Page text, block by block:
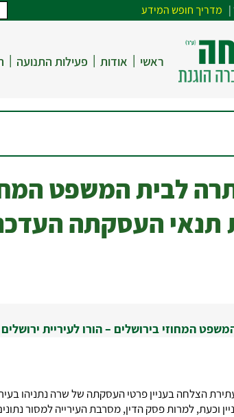
| מדריך חופש המידע
ראשי | אודות | פעילות התנועה |
לבית המשפט
תנאי העסקתה
המחוזי בירושלים – הורו לעיריית
בעניין פרטי העסקתה של שרה נתניהו בעיריית ירושלים. העתירה באה
וכעת, למרות פסק הדין, מסרבת העירייה למסור